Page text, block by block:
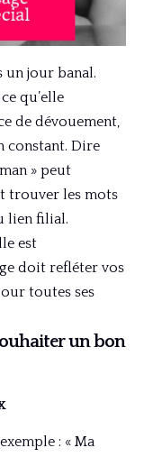
un jour banal.
qu’elle
de dévouement,
constant. Dire
» peut
trouver les mots
lien filial.
est
doit refléter vos
toutes ses
un bon
: « Ma